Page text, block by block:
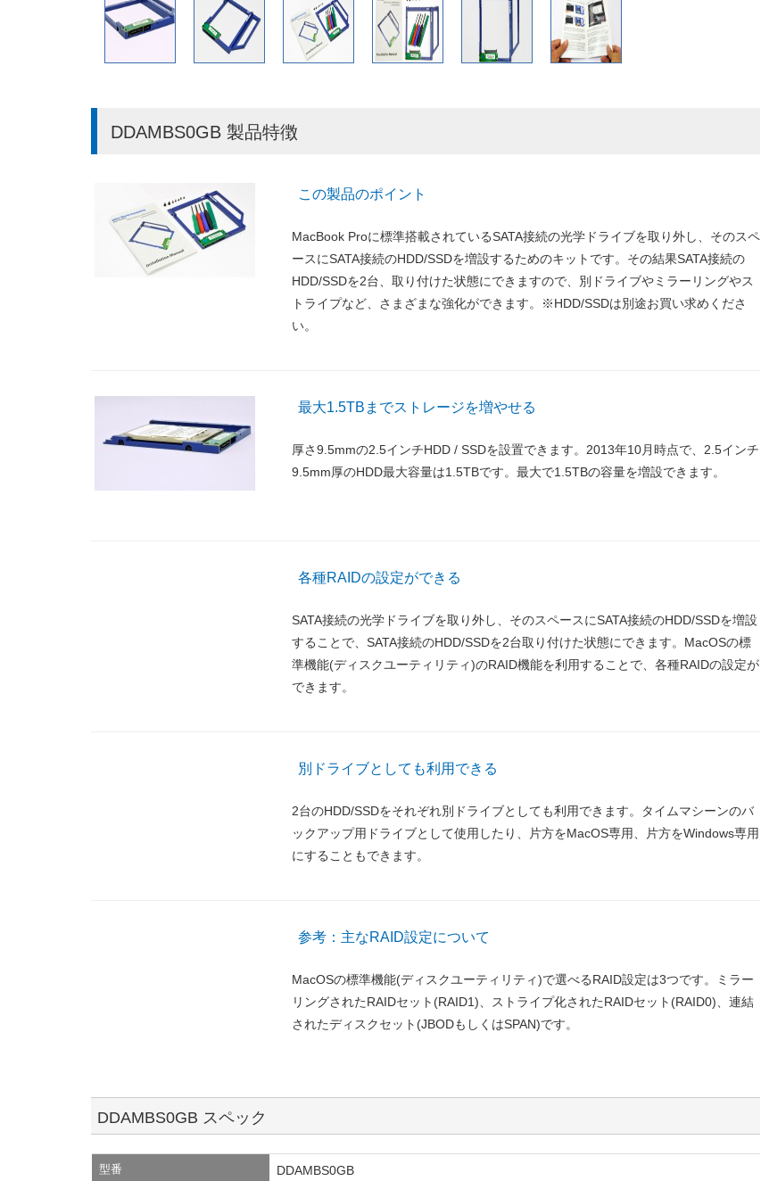
DDAMBS0GB 製品特徴
この製品のポイント
MacBook Proに標準搭載されているSATA接続の光学ドライブを取り外し、そのスペ
ースにSATA接続のHDD/SSDを増設するためのキットです。その結果SATA接続の
HDD/SSDを2台、取り付けた状態にできますので、別ドライブやミラーリングやス
トライプなど、さまざまな強化ができます。※HDD/SSDは別途お買い求めくださ
い。
最大1.5TBまでストレージを増やせる
厚さ9.5mmの2.5インチHDD / SSDを設置できます。2013年10月時点で、2.5インチ
9.5mm厚のHDD最大容量は1.5TBです。最大で1.5TBの容量を増設できます。
各種RAIDの設定ができる
SATA接続の光学ドライブを取り外し、そのスペースにSATA接続のHDD/SSDを増設
することで、SATA接続のHDD/SSDを2台取り付けた状態にできます。MacOSの標
準機能(ディスクユーティリティ)のRAID機能を利用することで、各種RAIDの設定が
できます。
別ドライブとしても利用できる
2台のHDD/SSDをそれぞれ別ドライブとしても利用できます。タイムマシーンのバ
ックアップ用ドライブとして使用したり、片方をMacOS専用、片方をWindows専用
にすることもできます。
参考：主なRAID設定について
MacOSの標準機能(ディスクユーティリティ)で選べるRAID設定は3つです。ミラー
リングされたRAIDセット(RAID1)、ストライプ化されたRAIDセット(RAID0)、連結
されたディスクセット(JBODもしくはSPAN)です。
DDAMBS0GB スペック
型番 DDAMBS0GB